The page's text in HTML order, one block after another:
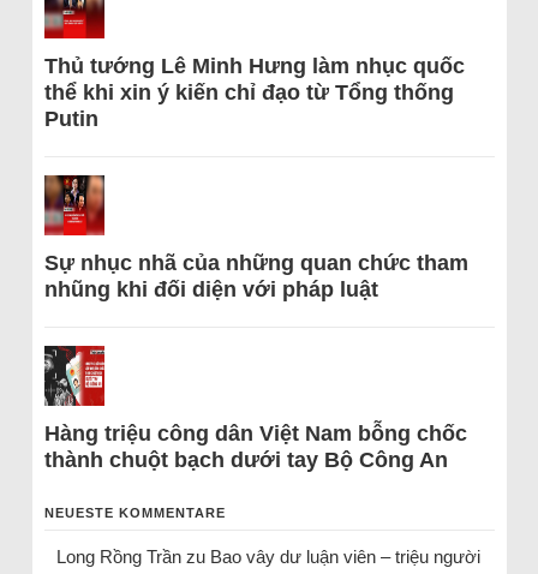
Thủ tướng Lê Minh Hưng làm nhục quốc
thể khi xin ý kiến chỉ đạo từ Tổng thống
Putin
Sự nhục nhã của những quan chức tham
nhũng khi đối diện với pháp luật
Hàng triệu công dân Việt Nam bỗng chốc
thành chuột bạch dưới tay Bộ Công An
NEUESTE KOMMENTARE
Long Rồng Trầnzu Bao vây dư luận viên – triệu người